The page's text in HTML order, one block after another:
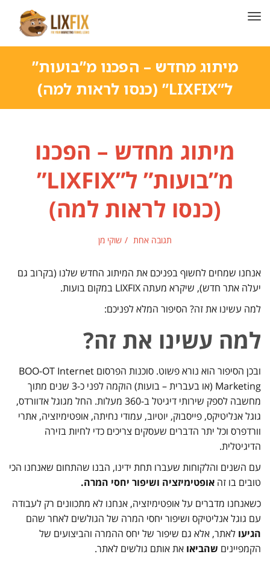
תפריט
מיתוג מחדש – הפכנו מ”בועות”
ל”LIXFIX” (כנסו לראות למה)
מיתוג מחדש – הפכנו
מ”בועות” ל”LIXFIX”
(כנסו לראות למה)
תגובה אחת שוקי מן
אנחנו שמחים לחשוף בפניכם את המיתוג החדש שלנו (בקרוב גם
יעלה אתר חדש), שיקרא מעתה LIXFIX במקום בועות.
למה עשינו את זה? הסיפור המלא לפניכם:
למה עשינו את זה?
ובכן הסיפור הוא נורא פשוט. סוכנות הפרסום BOO-OT Internet
Marketing (או בעברית – בועות) הוקמה לפני כ-3 שנים מתוך
מחשבה לספק שירותי דיגיטל ב-360 מעלות. החל מגוגל אדוורדס,
גוגל אנליטיקס, פייסבוק, יוטיוב, עמודי נחיתה, אופטימיזציה, אתרי
וורדפרס וכל יתר הדברים שעסקים צריכים כדי לחיות בזירה
הדיגיטלית.
עם השנים והלקוחות שעברו תחת ידינו, הבנו שהתחום שאנחנו הכי
טובים בו זה אופטימיזציה ושיפור יחסי המרה.
כשאנחנו מדברים על אופטימיזציה, אנחנו לא מתכוונים רק לעבודה
עם גוגל אנליטיקס ושיפור יחסי המרה של הגולשים לאחר שהם
הגיעו לאתר, אלא גם שיפור של יחס ההמרה והביצועים של
הקמפיינים שהביאו את אותם גולשים לאתר.